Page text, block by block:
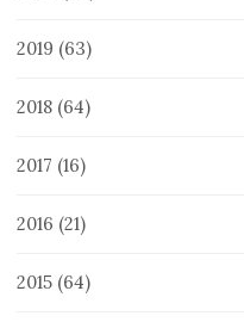
2019 (63)
2018 (64)
2017 (16)
2016 (21)
2015 (64)